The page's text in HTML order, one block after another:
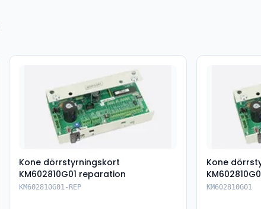
Kone dörrstyrningskort
KM602810G01 reparation
KM602810G01-REP
Kone
KM602810G01